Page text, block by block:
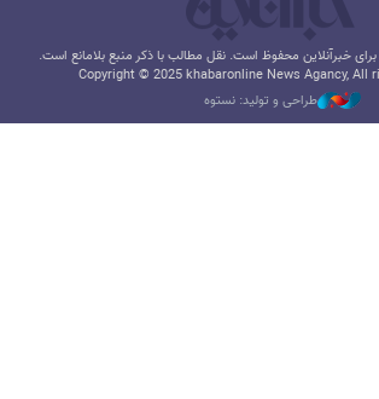
خبرآنلاین محفوظ است. نقل مطالب با ذکر منبع بلامانع است.
Copyright © 2025 khabaronline News Agancy, All
طراحی و تولید: نستوه